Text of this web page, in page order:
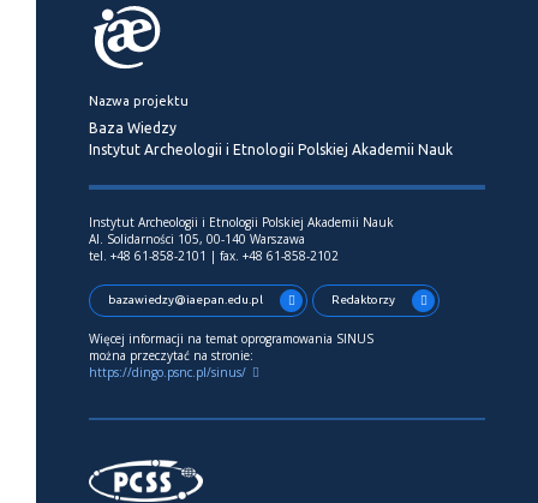
Nazwa projektu
Baza Wiedzy
Instytut Archeologii i Etnologii Polskiej Akademii Nauk
Instytut Archeologii i Etnologii Polskiej Akademii Nauk
Al. Solidarności 105, 00-140 Warszawa
tel. +48 61-858-2101 | fax. +48 61-858-2102
bazawiedzy@iaepan.edu.pl Redaktorzy
Więcej informacji na temat oprogramowania SINUS
można przeczytać na stronie:
https://dingo.psnc.pl/sinus/